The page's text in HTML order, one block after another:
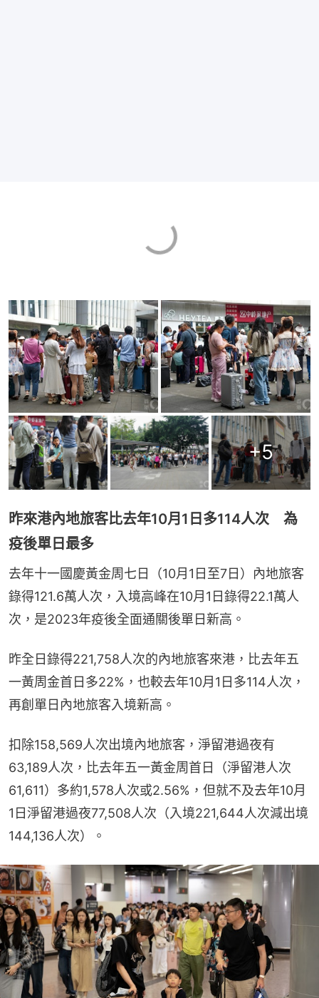
+5
昨來港內地旅客比去年10月1日多114人次 為
疫後單日最多
去年十一國慶黃金周七日（10月1日至7日）內地旅客
錄得121.6萬人次，入境高峰在10月1日錄得22.1萬人
次，是2023年疫後全面通關後單日新高。
昨全日錄得221,758人次的內地旅客來港，比去年五
一黃周金首日多22%，也較去年10月1日多114人次，
再創單日內地旅客入境新高。
扣除158,569人次出境內地旅客，淨留港過夜有
63,189人次，比去年五一黃金周首日（淨留港人次
61,611）多約1,578人次或2.56%，但就不及去年10月
1日淨留港過夜77,508人次（入境221,644人次減出境
144,136人次）。